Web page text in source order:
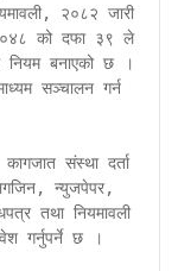
२०८२ जारी
को दफा ३९ ले
नियम बनाएको छ ।
सञ्चालन गर्न
संस्था दर्ता
न्युजपेपर,
तथा नियमावली
गर्नुपर्ने छ ।